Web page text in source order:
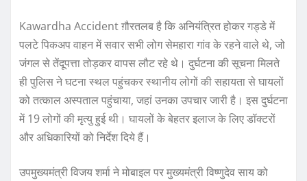
Kawardha Accident ग़ौरतलब है कि अनियंत्रित होकर गड्डे में
पलटे पिकअप वाहन में सवार सभी लोग सेमहारा गांव के रहने वाले थे, जो
जंगल से तेंदूपत्ता तोड़कर वापस लौट रहे थे। दुर्घटना की सूचना मिलते
ही पुलिस ने घटना स्थल पहुंचकर स्थानीय लोगों की सहायता से घायलों
को तत्काल अस्पताल पहुंचाया, जहां उनका उपचार जारी है। इस दुर्घटना
में 19 लोगों की मृत्यु हुई थी। घायलों के बेहतर इलाज के लिए डॉक्टरों
और अधिकारियों को निर्देश दिये हैं।
उपमुख्यमंत्री विजय शर्मा ने मोबाइल पर मुख्यमंत्री विष्णुदेव साय को